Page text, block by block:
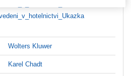
Wolters Kluwer
Karel Chadt